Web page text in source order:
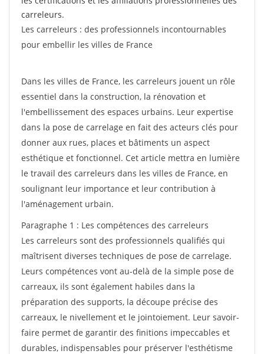
carreleurs.
Les carreleurs : des professionnels incontournables
pour embellir les villes de France
Dans les villes de France, les carreleurs jouent un rôle
essentiel dans la construction, la rénovation et
l'embellissement des espaces urbains. Leur expertise
dans la pose de carrelage en fait des acteurs clés pour
donner aux rues, places et bâtiments un aspect
esthétique et fonctionnel. Cet article mettra en lumière
le travail des carreleurs dans les villes de France, en
soulignant leur importance et leur contribution à
l'aménagement urbain.
Paragraphe 1 : Les compétences des carreleurs
Les carreleurs sont des professionnels qualifiés qui
maîtrisent diverses techniques de pose de carrelage.
Leurs compétences vont au-delà de la simple pose de
carreaux, ils sont également habiles dans la
préparation des supports, la découpe précise des
carreaux, le nivellement et le jointoiement. Leur savoir-
faire permet de garantir des finitions impeccables et
durables, indispensables pour préserver l'esthétisme